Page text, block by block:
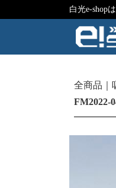
白光e-shop
全商品
FM2022-